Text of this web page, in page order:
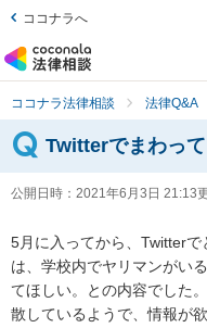
ココナラへ
ココナラ法律相談 法律Q&A
Twitterでまわっ
公開日時： 2021年6月3日 21:13
5月に入ってから、Twitter
は、学校内でヤリマンがい
てほしい。との内容でした
散しているようで、情報が